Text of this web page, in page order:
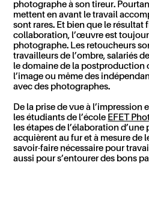
photographe à son tireur.
mettent en avant le travail
sont rares. Et bien que le résultat
collaboration, l’œuvre est
photographe. Les retoucheurs
travailleurs de l’ombre, salariés
le domaine de la postproduction
l’image ou mêmedes
avec des photographes.
De la prise de vue à l’impression
les étudiants de l’école EFET
les étapes de l’élaboration
acquièrent au fur et à mesure de
savoir-faire nécessaire pour
aussi pour s’entourer des bons